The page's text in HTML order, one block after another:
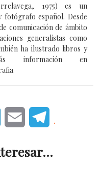
1975) es un
español. Desde
comunicación de ámbito
generalistas como
ha ilustrado libros y
información en
LinkedInEmail .